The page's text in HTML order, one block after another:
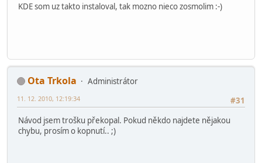
KDE som uz takto instaloval, tak mozno nieco zosmolim :-)
Ota Trkola
Administrátor
#31
11. 12. 2010, 12:19:34
Návod jsem trošku překopal. Pokud někdo najdete nějakou
chybu, prosím o kopnutí.. ;)